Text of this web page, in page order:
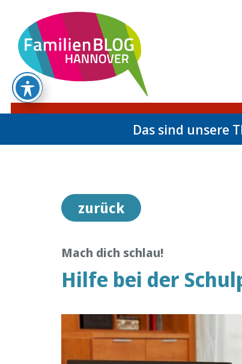
Das sind unsere
zurück
Mach dich schlau!
Hilfe bei der